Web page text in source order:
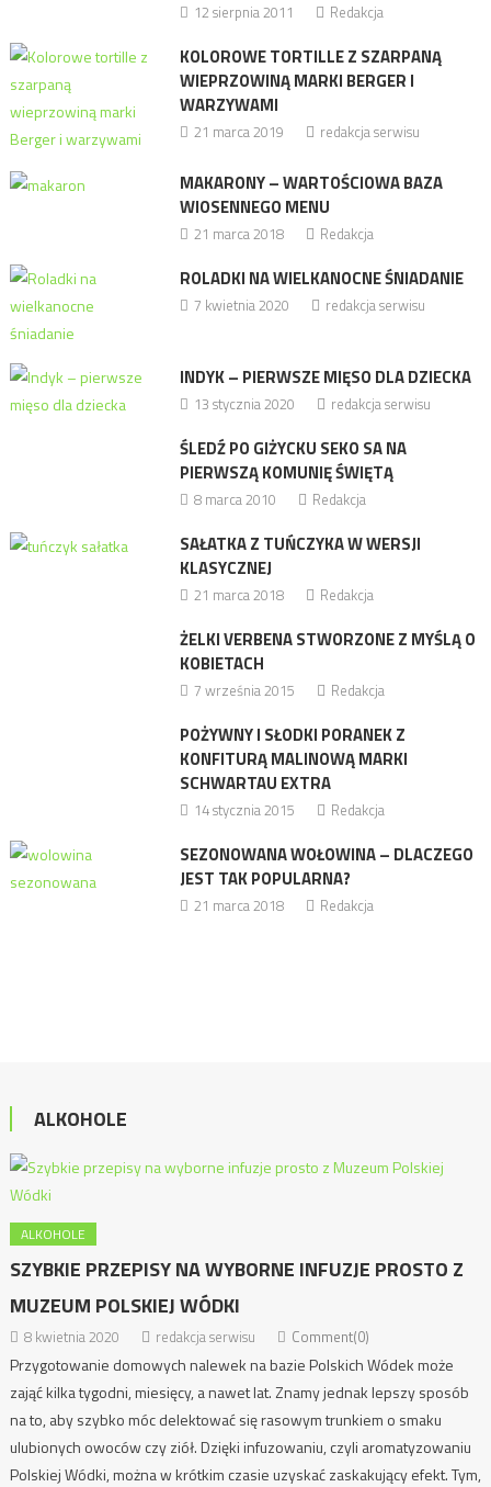
12 sierpnia 2011 Redakcja
KOLOROWE TORTILLE Z SZARPANĄ
WIEPRZOWINĄ MARKI BERGER I
WARZYWAMI
21 marca 2019 redakcja serwisu
MAKARONY – WARTOŚCIOWA BAZA
WIOSENNEGO MENU
21 marca 2018 Redakcja
ROLADKI NA WIELKANOCNE ŚNIADANIE
7 kwietnia 2020 redakcja serwisu
INDYK – PIERWSZE MIĘSO DLA DZIECKA
13 stycznia 2020 redakcja serwisu
ŚLEDŹ PO GIŻYCKU SEKO SA NA
PIERWSZĄ KOMUNIĘ ŚWIĘTĄ
8 marca 2010 Redakcja
SAŁATKA Z TUŃCZYKA W WERSJI
KLASYCZNEJ
21 marca 2018 Redakcja
ŻELKI VERBENA STWORZONE Z MYŚLĄ O
KOBIETACH
7 września 2015 Redakcja
POŻYWNY I SŁODKI PORANEK Z
KONFITURĄ MALINOWĄ MARKI
SCHWARTAU EXTRA
14 stycznia 2015 Redakcja
SEZONOWANA WOŁOWINA – DLACZEGO
JEST TAK POPULARNA?
21 marca 2018 Redakcja
ALKOHOLE
ALKOHOLE
SZYBKIE PRZEPISY NA WYBORNE INFUZJE PROSTO Z
MUZEUM POLSKIEJ WÓDKI
8 kwietnia 2020 redakcja serwisu Comment(0)
Przygotowanie domowych nalewek na bazie Polskich Wódek może
zająć kilka tygodni, miesięcy, a nawet lat. Znamy jednak lepszy sposób
na to, aby szybko móc delektować się rasowym trunkiem o smaku
ulubionych owoców czy ziół. Dzięki infuzowaniu, czyli aromatyzowaniu
Polskiej Wódki, można w krótkim czasie uzyskać zaskakujący efekt. Tym,